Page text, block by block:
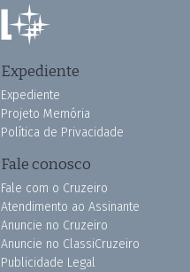
Expediente
Expediente
Projeto Memória
Política de Privacidade
Fale conosco
Fale com o Cruzeiro
Atendimento ao Assinante
Anuncie no Cruzeiro
Anuncie no ClassiCruzeiro
Publicidade Legal